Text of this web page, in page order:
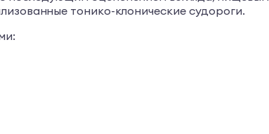
тонико-клонические судороги.